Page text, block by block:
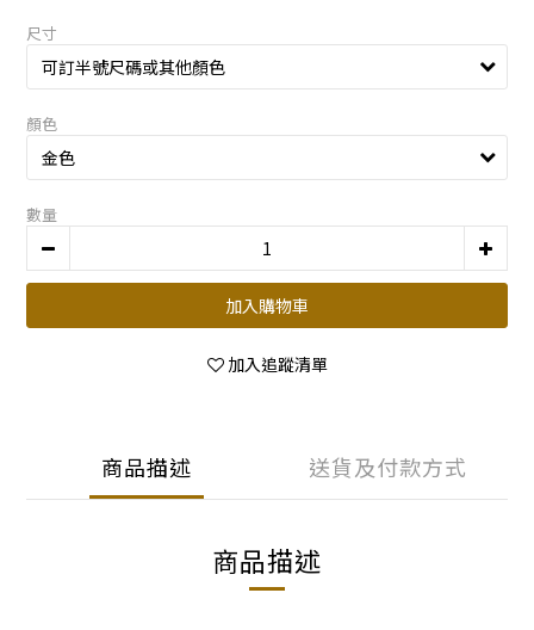
尺寸
顏色
數量
加入購物車
加入追蹤清單
商品描述 送貨及付款方式
商品描述